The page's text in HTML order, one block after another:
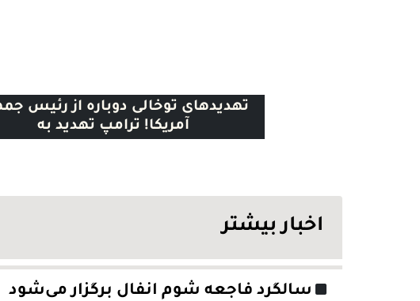
تهدیدهای توخالی دوباره از رئیس
آمریکا! ترامپ تهدید به
اخبار بیشتر
سالگرد فاجعه شوم انفال برگزار می‌شود